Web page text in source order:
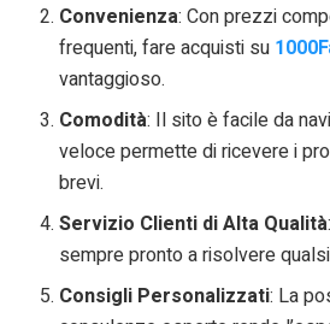
Convenienza: Con prezzi
frequenti, fare acquisti su
vantaggioso.
Comodità: Il sito è facile da
veloce permette di ricevere i
brevi.
Servizio Clienti di Alta Qualità
sempre pronto a risolvere
Consigli Personalizzati: La